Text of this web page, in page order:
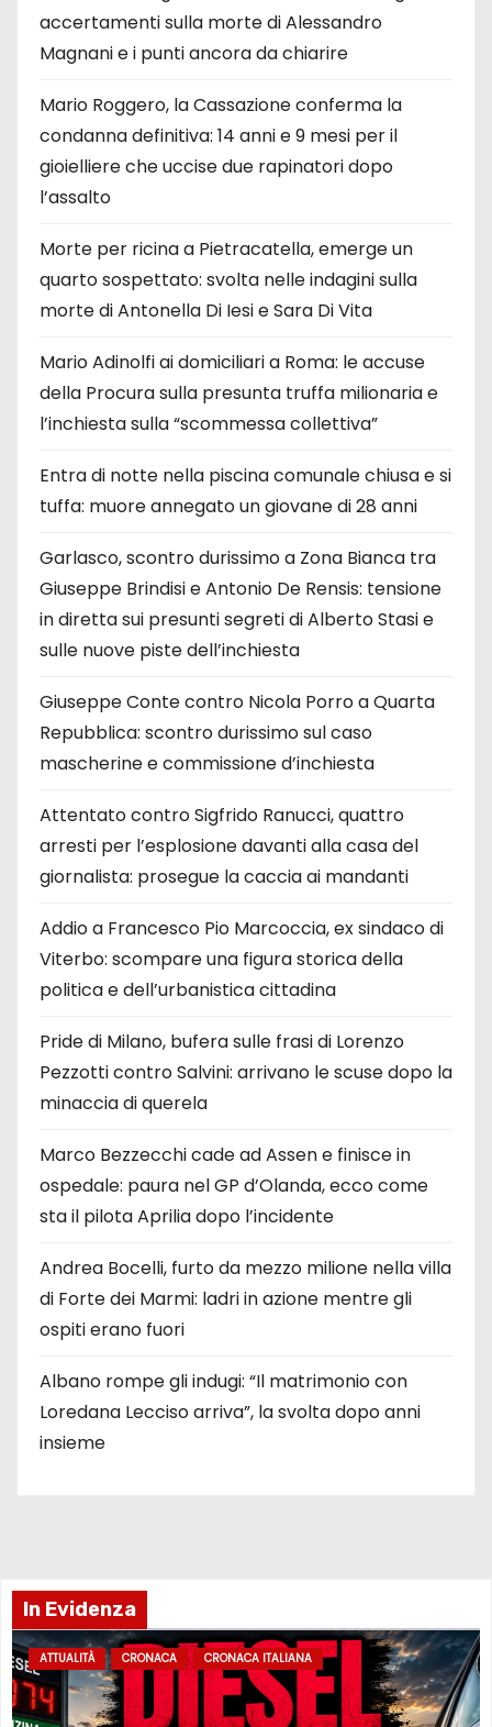
accertamenti sulla morte di Alessandro
Magnani e i punti ancora da chiarire
Mario Roggero, la Cassazione conferma la
condanna definitiva: 14 anni e 9 mesi per il
gioielliere che uccise due rapinatori dopo
l’assalto
Morte per ricina a Pietracatella, emerge un
quarto sospettato: svolta nelle indagini sulla
morte di Antonella Di Iesi e Sara Di Vita
Mario Adinolfi ai domiciliari a Roma: le accuse
della Procura sulla presunta truffa milionaria e
l’inchiesta sulla “scommessa collettiva”
Entra di notte nella piscina comunale chiusa e si
tuffa: muore annegato un giovane di 28 anni
Garlasco, scontro durissimo a Zona Bianca tra
Giuseppe Brindisi e Antonio De Rensis: tensione
in diretta sui presunti segreti di Alberto Stasi e
sulle nuove piste dell’inchiesta
Giuseppe Conte contro Nicola Porro a Quarta
Repubblica: scontro durissimo sul caso
mascherine e commissione d’inchiesta
Attentato contro Sigfrido Ranucci, quattro
arresti per l’esplosione davanti alla casa del
giornalista: prosegue la caccia ai mandanti
Addio a Francesco Pio Marcoccia, ex sindaco di
Viterbo: scompare una figura storica della
politica e dell’urbanistica cittadina
Pride di Milano, bufera sulle frasi di Lorenzo
Pezzotti contro Salvini: arrivano le scuse dopo la
minaccia di querela
Marco Bezzecchi cade ad Assen e finisce in
ospedale: paura nel GP d’Olanda, ecco come
sta il pilota Aprilia dopo l’incidente
Andrea Bocelli, furto da mezzo milione nella villa
di Forte dei Marmi: ladri in azione mentre gli
ospiti erano fuori
Albano rompe gli indugi: “Il matrimonio con
Loredana Lecciso arriva”, la svolta dopo anni
insieme
In Evidenza
ATTUALITÀ CRONACA CRONACA ITALIANA